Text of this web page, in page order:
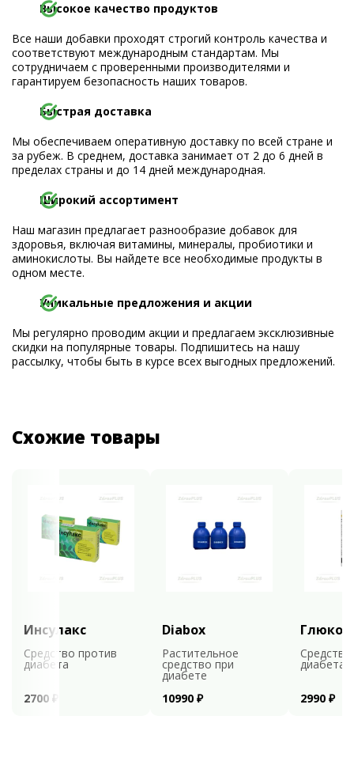
Высокое качество продуктов
Все наши добавки проходят строгий контроль качества и
соответствуют международным стандартам. Мы
сотрудничаем с проверенными производителями и
гарантируем безопасность наших товаров.
Быстрая доставка
Мы обеспечиваем оперативную доставку по всей стране и
за рубеж. В среднем, доставка занимает от 2 до 6 дней в
пределах страны и до 14 дней международная.
Широкий ассортимент
Наш магазин предлагает разнообразие добавок для
здоровья, включая витамины, минералы, пробиотики и
аминокислоты. Вы найдете все необходимые продукты в
одном месте.
Уникальные предложения и акции
Мы регулярно проводим акции и предлагаем эксклюзивные
скидки на популярные товары. Подпишитесь на нашу
рассылку, чтобы быть в курсе всех выгодных предложений.
Схожие товары
Инсулакс
Средство против
диабета
2700 ₽
Diabox
Растительное
средство при
диабете
10990 ₽
диабета
2990 ₽